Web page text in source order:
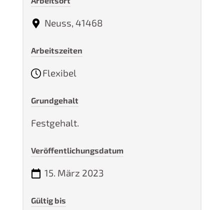
Neuss, 41468
Arbeitszeiten
Flexibel
Grundgehalt
Festgehalt.
Veröffentlichungsdatum
15. März 2023
Gültig bis